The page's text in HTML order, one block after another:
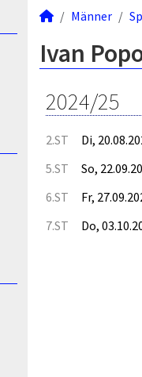
Männer
Ivan
2024/25
2.ST Di,
5.ST So,
6.ST Fr,
7.ST Do,